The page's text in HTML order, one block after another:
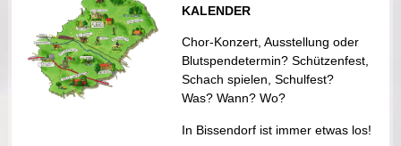
KALENDER
Chor-Konzert, Ausstellung oder
Blutspendetermin? Schützenfest,
Schach spielen, Schulfest?
Was? Wann? Wo?
In Bissendorf ist immer etwas los!